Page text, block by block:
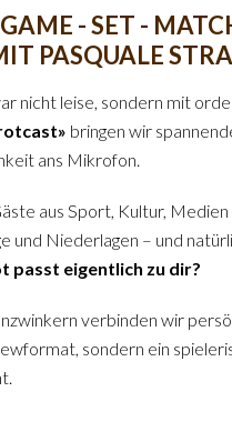
- SET -
PASQUALE
nicht leise, sondern mit
bringen wir
ans Mikrofon.
aus Sport, Kultur,
und Niederlagen – und
passt eigentlich zu dir?
verbinden wir
sondern ein